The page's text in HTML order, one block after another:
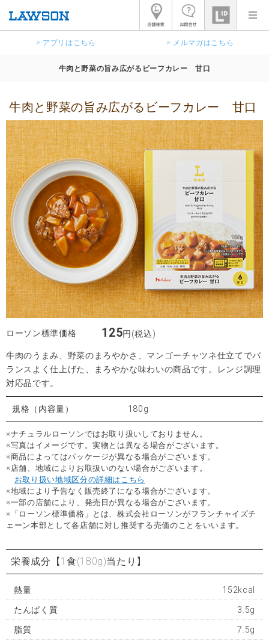
> アプリはこちら > メルマガはこちら
牛肉と野菜の旨み広がるビーフカレー 甘口
牛肉と野菜の旨み広がるビーフカレー 甘口
ローソン標準価格 125円(税込)
牛肉のうまみ、野菜のまろやかさ、マンゴーチャツネ仕立てでバ
ランスよく仕上げた、まろやかな味わいの商品です。レンジ調理
対応品です。
規格（内容量） 180g
※ナチュラルローソンではお取り扱いしておりません。
※写真はイメージです。実物とは異なる場合がございます。
※商品によってはパッケージが異なる場合がございます。
※店舗、地域によりお取扱いのない場合がございます。
お取り扱い地域区分の詳細はこちら
※地域により予告なく販売終了になる場合がございます。
※一部の店舗により、発売日が異なる場合がございます。
※「ローソン標準価格」とは、株式会社ローソンがフランチャイズチ
ェーン本部として各店舗に対し推奨する売価のことをいいます。
栄養成分 【1食(180g)当たり】
熱量 152kcal
たんぱく質 3.5g
脂質 7.5g